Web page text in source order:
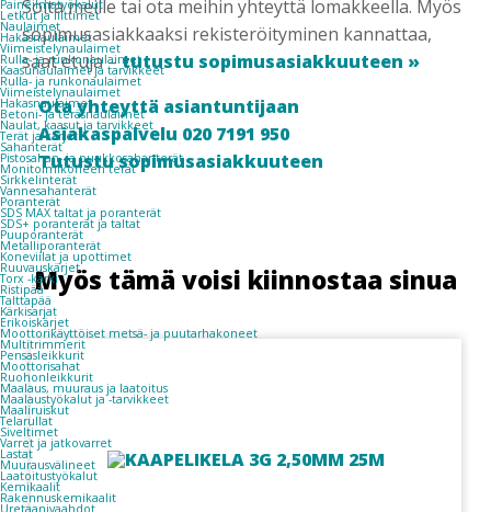
Paineilmatyökalut
Letkut ja liittimet
Naulaimet
Hakasnaulaimet
Viimeistelynaulaimet
Rulla- ja runkonaulaimet
Kaasunaulaimet ja tarvikkeet
Rulla- ja runkonaulaimet
Viimeistelynaulaimet
Hakasnaulaimet
Betoni- ja teräsnaulaimet
Naulat, kaasut ja tarvikkeet
Terät ja kärjet
Sahanterät
Pistosahan- ja puukkosahanterät
Monitoimikoneen terät
Sirkkelinterät
Vannesahanterät
Poranterät
SDS MAX taltat ja poranterät
SDS+ poranterät ja taltat
Puuporanterät
Metalliporanterät
Koneviilat ja upottimet
Ruuvauskärjet
Torx -kärki
Ristipää
Talttapää
Kärkisarjat
Erikoiskärjet
Moottorikäyttöiset metsä- ja puutarhakoneet
Multitrimmerit
Pensasleikkurit
Moottorisahat
Ruohonleikkurit
Maalaus, muuraus ja laatoitus
Maalaustyökalut ja -tarvikkeet
Maaliruiskut
Telarullat
Siveltimet
Varret ja jatkovarret
Lastat
Muurausvälineet
Laatoitustyökalut
Kemikaalit
Rakennuskemikaalit
Uretaanivaahdot
Soita meille tai ota meihin yhteyttä lomakkeella. Myös
sopimusasiakkaaksi rekisteröityminen kannattaa,
saat etuja –tutustu sopimusasiakkuuteen »
Ota yhteyttä asiantuntijaan
Asiakaspalvelu 020 7191 950
Tutustu sopimusasiakkuuteen
Myös tämä voisi kiinnostaa sinua